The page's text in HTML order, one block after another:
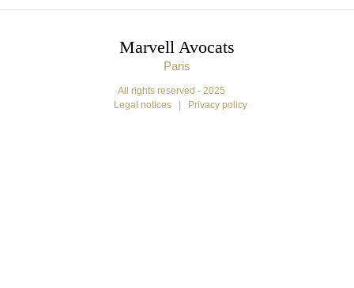
Marvell Avocats
Paris
All rights reserved - 2025
Legal notices | Privacy policy